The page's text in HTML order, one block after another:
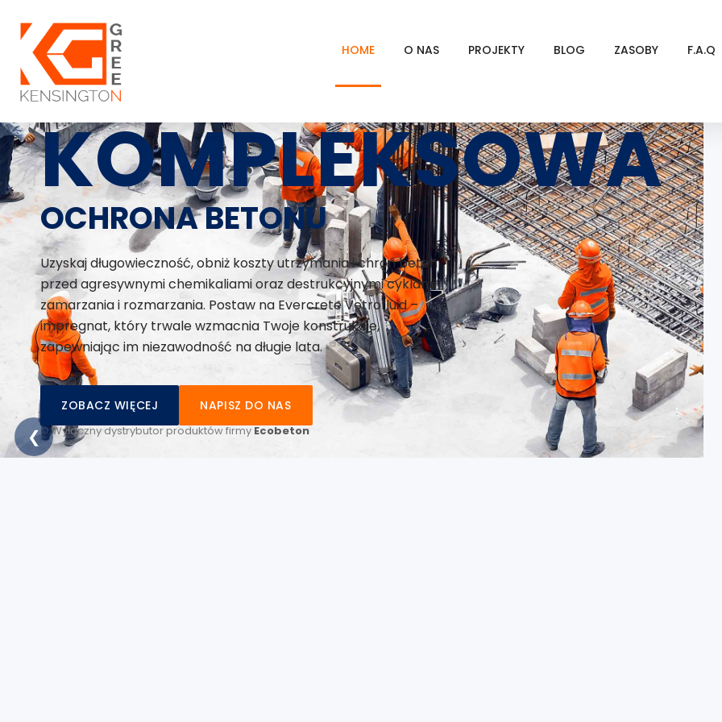
HOME O NAS PROJEKTY BLOG ZASOBY F.A.Q
KOMPLEKSOWA
OCHRONA BETONU
Uzyskaj długowieczność, obniż koszty utrzymania i chroń beton
przed agresywnymi chemikaliami oraz destrukcyjnymi cyklami
zamarzania i rozmarzania. Postaw na Evercrete Vetrofluid –
impregnat, który trwale wzmacnia Twoje konstrukcje,
zapewniając im niezawodność na długie lata.
ZOBACZ WIĘCEJ NAPISZ DO NAS
© Wyłączny dystrybutor produktów firmyEcobeton
❮